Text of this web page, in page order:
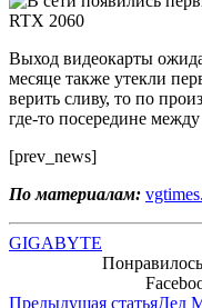
Выход видеокарты
месяце также утекли
верить сливу, то по
где-то посередине
[prev_news]
По материалам:
GIGABYTE
Предыдущая статьяДед